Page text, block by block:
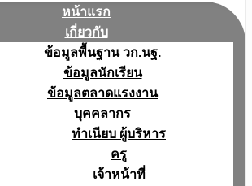
หน้าแรก
เกี่ยวกับ
ข้อมูลพื้นฐาน วก.นฐ.
ข้อมูลนักเรียน
ข้อมูลตลาดแรงงาน
บุคคลากร
ทำเนียบ ผู้บริหาร
ครู
เจ้าหน้าที่